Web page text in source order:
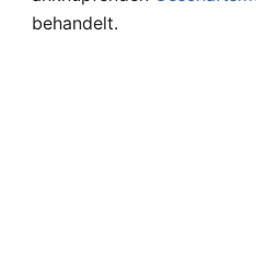
behandelt.